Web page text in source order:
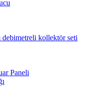
debimetreli kollektör seti
Paneli